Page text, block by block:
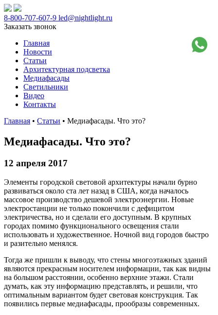
8-800-707-607-9 led@nightlight.ru
Заказать звонок
Главная
Новости
Статьи
Архитектурная подсветка
Медиафасады
Светильники
Видео
Контакты
Главная • Статьи • Медиафасады. Что это?
Медиафасады. Что это?
12 апреля 2017
Элементы городской световой архитектуры начали бурно
развиваться около ста лет назад в США, когда началось
массовое производство дешевой электроэнергии. Новые
электростанции не только покончили с дефицитом
электричества, но и сделали его доступным. В крупных
городах помимо функционального освещения стали
использовать и художественное. Ночной вид городов быстро
и разительно менялся.
Тогда же пришли к выводу, что стены многоэтажных зданий
являются прекрасным носителем информации, так как видны
на большом расстоянии, особенно верхние этажи. Стали
думать, как эту информацию представлять, и решили, что
оптимальным вариантом будет световая конструкция. Так
появились первые медиафасады, прообразы современных.